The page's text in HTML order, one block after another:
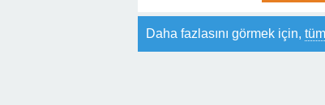
Daha fazlasını görmek için,